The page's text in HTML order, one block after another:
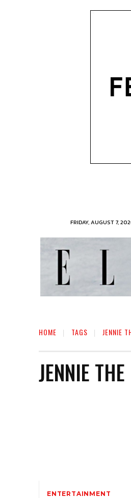
FRIDAY, AUGUST 7,
HOME TAGS JENNIE
JENNIE
ENTERTAINMENT